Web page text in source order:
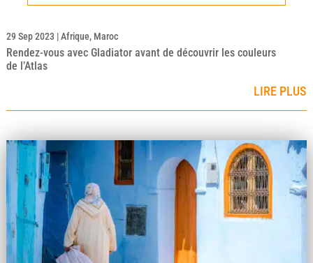
29 Sep 2023|Afrique, Maroc
Rendez-vous avec Gladiator avant de découvrir les couleurs
de l’Atlas
LIRE PLUS